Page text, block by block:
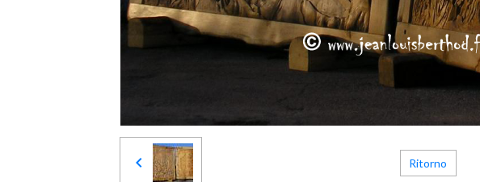
Ritorno